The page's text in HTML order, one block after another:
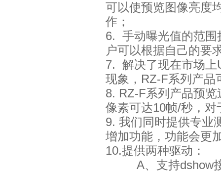
可以使预览图像亮度
作；
6. 手动曝光值的范围
户可以根据自己的要
7. 解决了现在市场上
现象，RZ-F系列产品
8. RZ-F系列产品预
像素可达10帧/秒，
9. 我们同时提供专业
增加功能，功能会更
10.提供两种驱动：
A、支持dshow接